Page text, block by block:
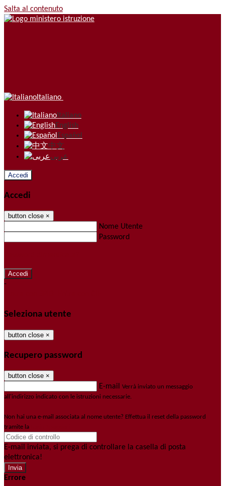
Salta al contenuto
Italiano
Italiano
English
Español
中文
عربى
Accedi
Accedi
button close ×
Nome Utente
Password
-
Seleziona utente
button close ×
Recupero password
button close ×
E-mail Verrà inviato un messaggio
all'indirizzo indicato con le istruzioni necessarie.
Non hai una e-mail associata al nome utente? Effettua il reset della password
tramite la
E-mail inviata, si prega di controllare la casella di posta
elettronica!
Errore